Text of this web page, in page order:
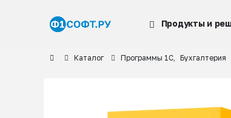
Продукты и
Каталог Программы 1С, Бухгалтерия